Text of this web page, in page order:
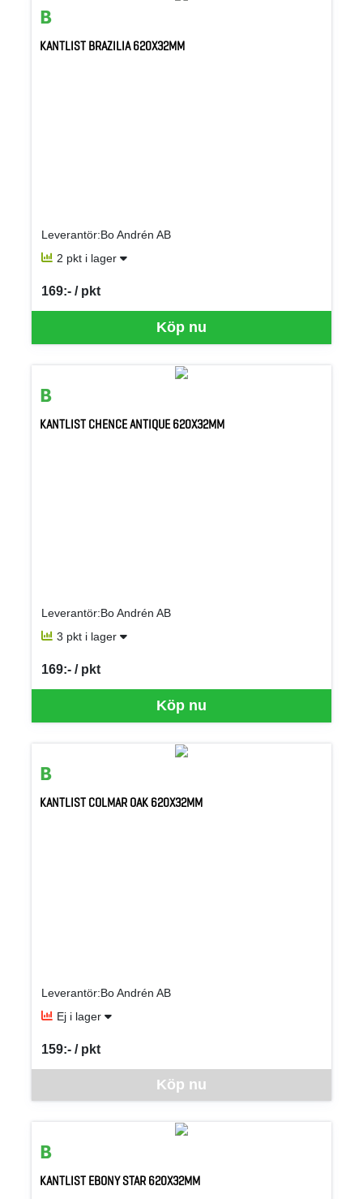
KANTLIST BRAZILIA 620X32MM
Leverantör:Bo Andrén AB
2 pkt i lager
Köp nu
169:- / pkt
SEK per PKT
KANTLIST CHENCE ANTIQUE 620X32MM
Leverantör:Bo Andrén AB
3 pkt i lager
Köp nu
169:- / pkt
SEK per PKT
KANTLIST COLMAR OAK 620X32MM
Leverantör:Bo Andrén AB
Ej i lager
Köp nu
159:- / pkt
SEK per PKT
KANTLIST EBONY STAR 620X32MM